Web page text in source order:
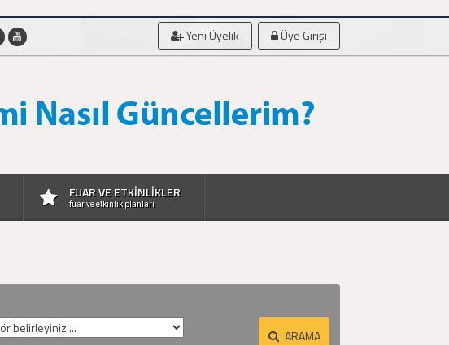
Yeni Üyelik Üye Girişi
FUAR VE ETKİNLİKLER
fuar ve etkinlik planları
ARAMA